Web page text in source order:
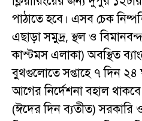
পাঠাতে হবে। এসব চেক
এছাড়া সমুদ্র, স্থল ও
কাস্টমস এলাকা) অবস্থিত
বুথগুলোতে সপ্তাহে ৭ দিন ২৪
আগের নির্দেশনা বহাল
(ঈদের দিন ব্যতীত) সরকারি ও